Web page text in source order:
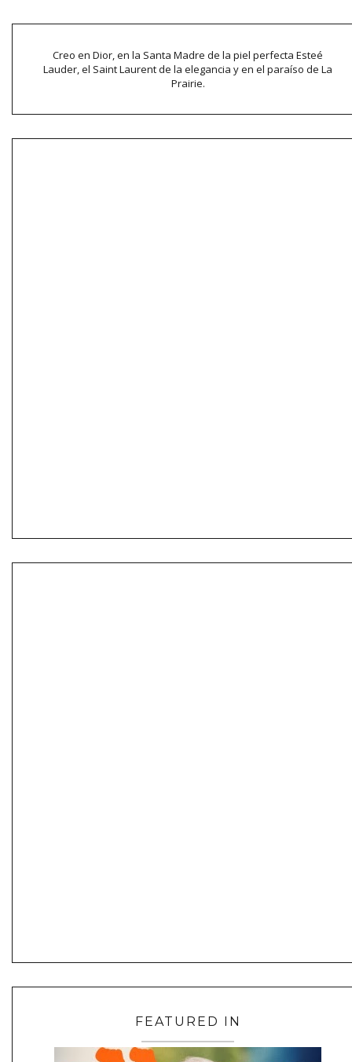
Creo en Dior, en la Santa Madre de la piel perfecta Esteé
Lauder, el Saint Laurent de la elegancia y en el paraíso de La
Prairie.
FEATURED IN